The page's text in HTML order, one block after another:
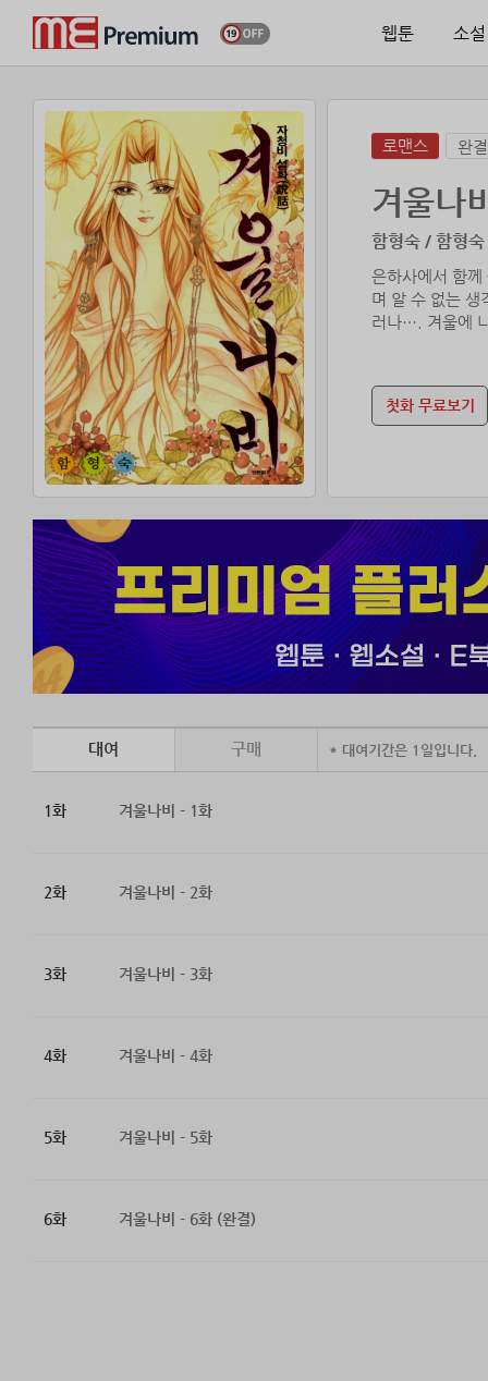
웹툰 소설
로맨스 완결
겨울나
함형숙 / 함형숙
은하사에서 함
며 알 수 없는 생
러나…. 겨울에
첫화 무료보기
대여 구매 * 대여기간은 1일입니다.
1화 겨울나비 - 1화
2화 겨울나비 - 2화
3화 겨울나비 - 3화
4화 겨울나비 - 4화
5화 겨울나비 - 5화
6화 겨울나비 - 6화 (완결)